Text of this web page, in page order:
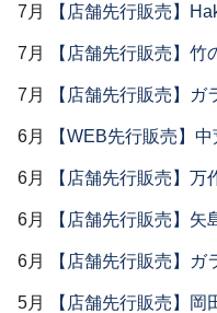
7月 【店舗先行販売】
7月 【店舗先行販売】竹
7月 【店舗先行販売】ガ
6月 【WEB先行販売】
6月 【店舗先行販売】万
6月 【店舗先行販売】
6月 【店舗先行販売】ガ
5月 【店舗先行販売】岡